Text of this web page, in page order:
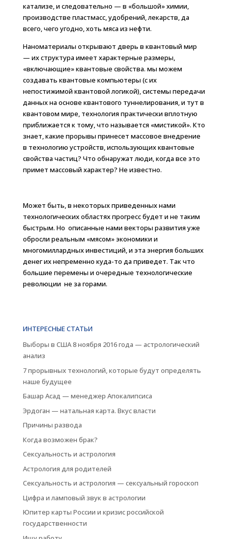
катализе, и следовательно — в «большой» химии,
производстве пластмасс, удобрений, лекарств, да
всего, чего угодно, хоть мяса из нефти.
Наноматериалы открывают дверь в квантовый мир
— их структура имеет характерные размеры,
«включающие» квантовые свойства. мы можем
создавать квантовые компьютеры (с их
непостижимой квантовой логикой), системы передачи
данных на основе квантового туннелирования, и тут в
квантовом мире, технология практически вплотную
приближается к тому, что называется «мистикой». Кто
знает, какие прорывы принесет массовое внедрение
в технологию устройств, использующих квантовые
свойства частиц? Что обнаружат люди, когда все это
примет массовый характер? Не известно.
Может быть, в некоторых приведенных нами
технологических областях прогресс будет и не таким
быстрым. Но описанные нами векторы развития уже
обросли реальным «мясом» экономики и
многомиллардных инвестиций, и эта энергия больших
денег их непременно куда-то да приведет. Так что
большие перемены и очередные технологические
революции не за горами.
ИНТЕРЕСНЫЕ СТАТЬИ
Выборы в США 8 ноября 2016 года — астрологический
анализ
7 прорывных технологий, которые будут определять
наше будущее
Башар Асад — менеджер Апокалипсиса
Эрдоган — натальная карта. Вкус власти
Причины развода
Когда возможен брак?
Сексуальность и астрология
Астрология для родителей
Сексуальность и астрология — сексуальный гороскоп
Цифра и ламповый звук в астрологии
Юпитер карты России и кризис российской
государственности